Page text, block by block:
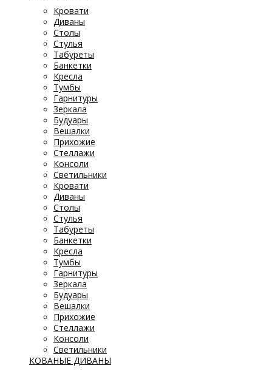
Кровати
Диваны
Столы
Стулья
Табуреты
Банкетки
Кресла
Тумбы
Гарнитуры
Зеркала
Будуары
Вешалки
Прихожие
Стеллажи
Консоли
Светильники
Кровати
Диваны
Столы
Стулья
Табуреты
Банкетки
Кресла
Тумбы
Гарнитуры
Зеркала
Будуары
Вешалки
Прихожие
Стеллажи
Консоли
Светильники
КОВАНЫЕ ДИВАНЫ